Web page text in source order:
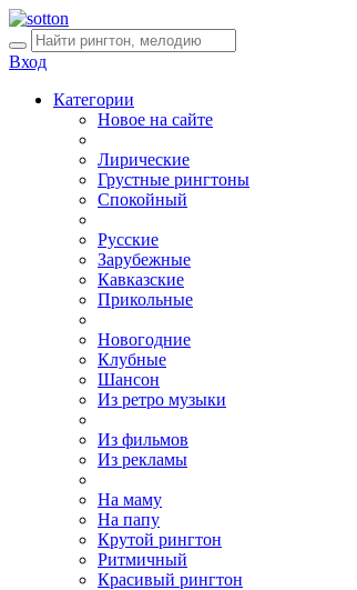
Вход
Категории
Новое на сайте
Лирические
Грустные рингтоны
Спокойный
Русские
Зарубежные
Кавказские
Прикольные
Новогодние
Клубные
Шансон
Из ретро музыки
Из фильмов
Из рекламы
На маму
На папу
Крутой рингтон
Ритмичный
Красивый рингтон